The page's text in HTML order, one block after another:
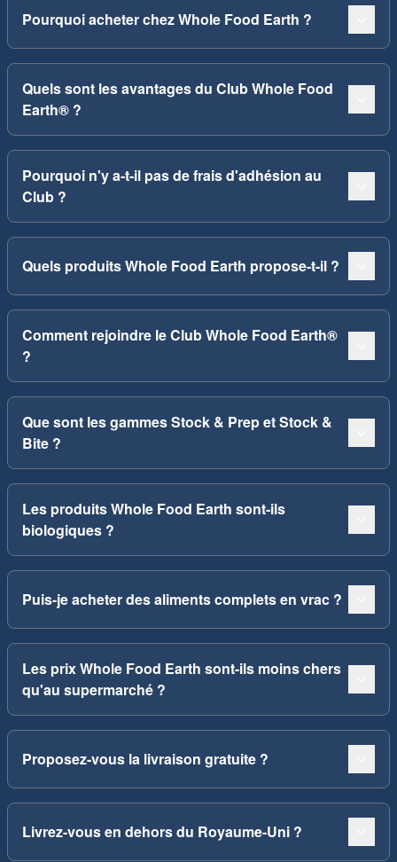
Pourquoi acheter chez Whole Food Earth ?
Quels sont les avantages du Club Whole Food
Earth® ?
Pourquoi n'y a-t-il pas de frais d'adhésion au
Club ?
Quels produits Whole Food Earth propose-t-il ?
Comment rejoindre le Club Whole Food Earth®
?
Que sont les gammes Stock & Prep et Stock &
Bite ?
Les produits Whole Food Earth sont-ils
biologiques ?
Puis-je acheter des aliments complets en vrac ?
Les prix Whole Food Earth sont-ils moins chers
qu'au supermarché ?
Proposez-vous la livraison gratuite ?
Livrez-vous en dehors du Royaume-Uni ?